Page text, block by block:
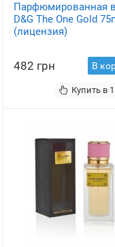
Парфюмированная
D&G The One Gold
(лицензия)
482 грн В
Купить в